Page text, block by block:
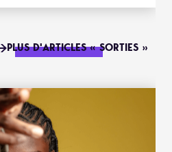
PLUS D'ARTICLES « SORTIES »